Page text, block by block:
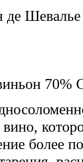
де
70%
вино,
более